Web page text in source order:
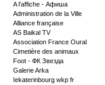
A l’affiche - Афиша
Administration de la Ville
Alliance française
AS Baikal TV
Association France Oural
Cimetière des animaux
Foot - ФК Звезда
Galerie Arka
Iekaterinbourg wkp fr